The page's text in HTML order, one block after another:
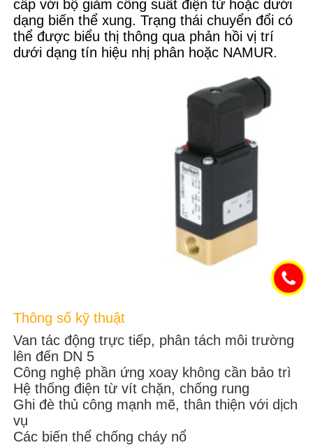
cấp với bộ giảm công suất điện tử hoặc dưới
dạng biến thể xung. Trạng thái chuyển đổi có
thể được biểu thị thông qua phản hồi vị trí
dưới dạng tín hiệu nhị phân hoặc NAMUR.
Thông số kỹ thuật
Van tác động trực tiếp, phân tách môi trường
lên đến DN 5
Công nghệ phần ứng xoay không cần bảo trì
Hệ thống điện từ vít chặn, chống rung
Ghi đè thủ công mạnh mẽ, thân thiện với dịch
vụ
Các biến thể chống cháy nổ